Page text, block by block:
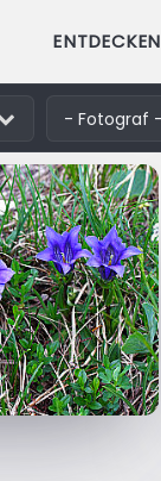
ENTDECKEN